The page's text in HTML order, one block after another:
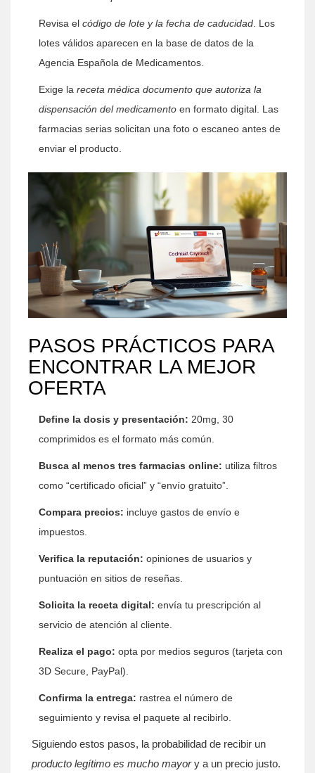
Revisa el código de lote y la fecha de caducidad . Los
lotes válidos aparecen en la base de datos de la
Agencia Española de Medicamentos.
Exige la receta médica documento que autoriza la
dispensación del medicamento en formato digital. Las
farmacias serias solicitan una foto o escaneo antes de
enviar el producto.
PASOS PRÁCTICOS PARA
ENCONTRAR LA MEJOR
OFERTA
Define la dosis y presentación: 20mg, 30
comprimidos es el formato más común.
Busca al menos tres farmacias online: utiliza filtros
como “certificado oficial” y “envío gratuito”.
Compara precios: incluye gastos de envío e
impuestos.
Verifica la reputación: opiniones de usuarios y
puntuación en sitios de reseñas.
Solicita la receta digital: envía tu prescripción al
servicio de atención al cliente.
Realiza el pago: opta por medios seguros (tarjeta con
3D Secure, PayPal).
Confirma la entrega: rastrea el número de
seguimiento y revisa el paquete al recibirlo.
Siguiendo estos pasos, la probabilidad de recibir un
producto legítimo es mucho mayory a un precio justo.